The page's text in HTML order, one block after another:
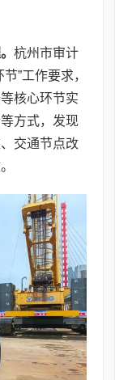
杭州市审计
”工作要求，
核心环节实
方式，发现
交通节点改